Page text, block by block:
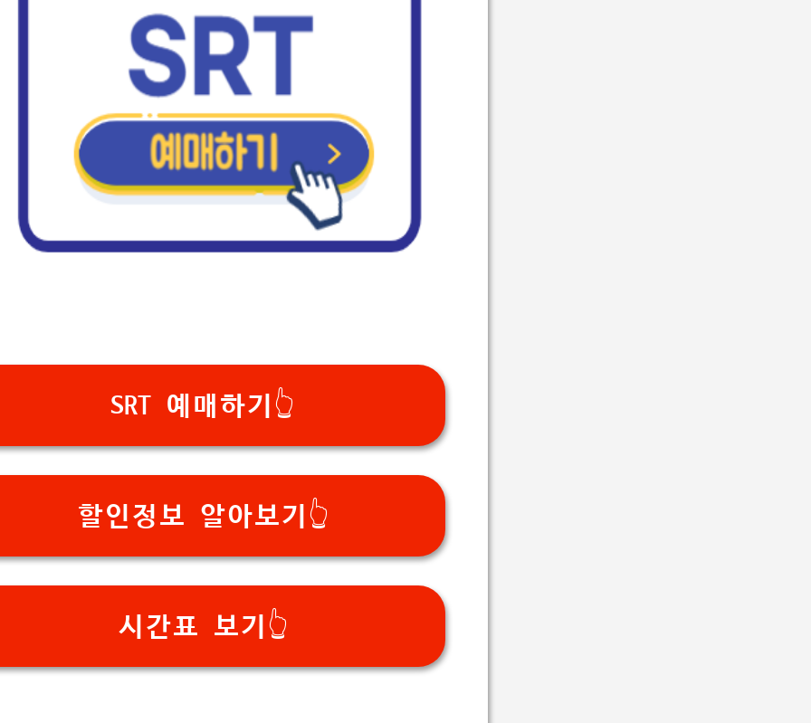
SRT 예매하기👆
할인정보 알아보기👆
시간표 보기👆